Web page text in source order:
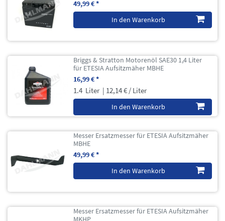
49,99 € *
In den Warenkorb
Briggs & Stratton Motorenöl SAE30 1,4 Liter
für ETESIA Aufsitzmäher MBHE
16,99 € *
1.4 Liter | 12,14 € / Liter
In den Warenkorb
Messer Ersatzmesser für ETESIA Aufsitzmäher
MBHE
49,99 € *
In den Warenkorb
Messer Ersatzmesser für ETESIA Aufsitzmäher
MKHP